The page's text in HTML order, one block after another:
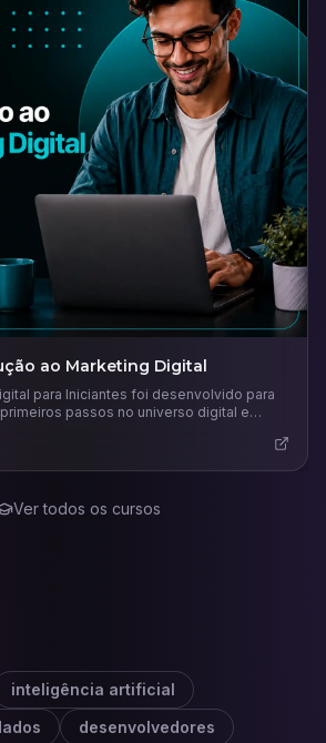
ao Marketing Digital
para Iniciantes foi desenvolvido para
passos no universo digital e
longo das aulas, o participante
Ver todos os cursos
inteligência artificial
desenvolvedores